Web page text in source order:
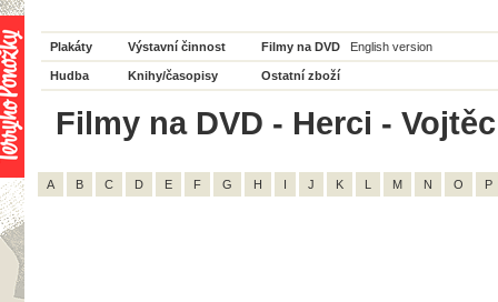
Plakáty Výstavní činnost Filmy na DVD English version
Hudba Knihy/časopisy Ostatní zboží
Filmy na DVD - Herci -
A B C D E F G H I J K L M N O P